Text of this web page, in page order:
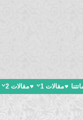
♥مقالات 1 ♥مقالات 2